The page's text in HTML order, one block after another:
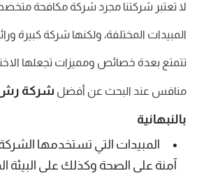
لا تعتبر شركتنا مجرد شركة مكافحة
المبيدات المختلفة، ولكنها شركة كبيرة
تتمتع بعدة خصائص ومميزات تجعلها
منافس عند البحث عن أفضل شركة رش
بالنبهانية
المبيدات التي تستخدمها
آمنة على الصحة وكذلك على البيئة